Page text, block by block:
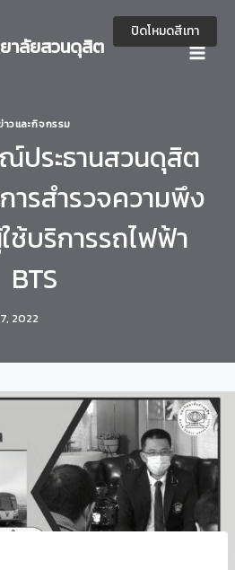
าลัยสวนดุสิต
าวและกิจกรรม
ประธานสวนดุสิต
รสำรวจความพึง
ช้บริการรถไฟฟ้า
BTS
2022
ปิดโหมดสีเทา